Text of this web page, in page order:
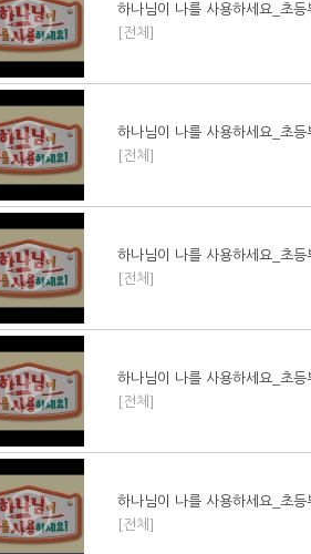
하나님이 나를 사용하세요_초
[전체]
하나님이 나를 사용하세요_초
[전체]
하나님이 나를 사용하세요_초
[전체]
하나님이 나를 사용하세요_초
[전체]
하나님이 나를 사용하세요_초
[전체]